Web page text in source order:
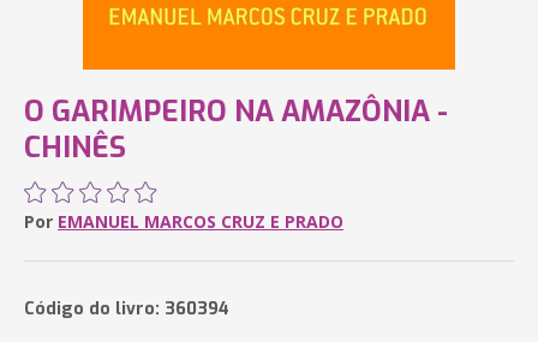
O GARIMPEIRO NA AMAZÔNIA -
CHINÊS
Por EMANUEL MARCOS CRUZ E PRADO
Código do livro: 360394